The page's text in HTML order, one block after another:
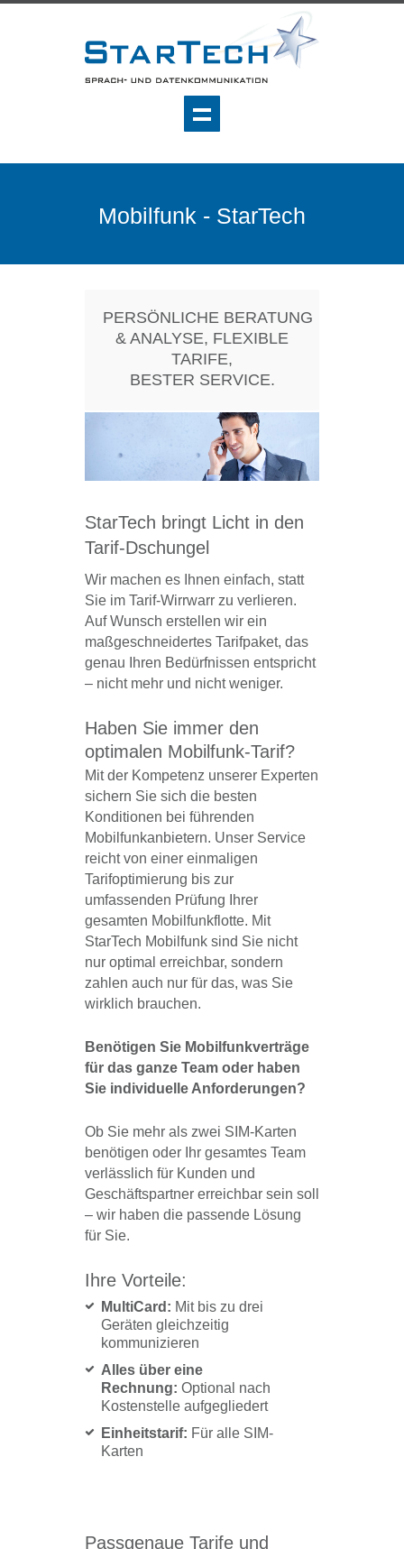
Mobilfunk - StarTech
PERSÖNLICHE BERATUNG
& ANALYSE, FLEXIBLE
TARIFE,
BESTER SERVICE.
StarTech bringt Licht in den
Tarif-Dschungel
Wir machen es Ihnen einfach, statt
Sie im Tarif-Wirrwarr zu verlieren.
Auf Wunsch erstellen wir ein
maßgeschneidertes Tarifpaket, das
genau Ihren Bedürfnissen entspricht
– nicht mehr und nicht weniger.
Haben Sie immer den
optimalen Mobilfunk-Tarif?
Mit der Kompetenz unserer Experten
sichern Sie sich die besten
Konditionen bei führenden
Mobilfunkanbietern. Unser Service
reicht von einer einmaligen
Tarifoptimierung bis zur
umfassenden Prüfung Ihrer
gesamten Mobilfunkflotte. Mit
StarTech Mobilfunk sind Sie nicht
nur optimal erreichbar, sondern
zahlen auch nur für das, was Sie
wirklich brauchen.
Benötigen Sie Mobilfunkverträge
für das ganze Team oder haben
Sie individuelle Anforderungen?
Ob Sie mehr als zwei SIM-Karten
benötigen oder Ihr gesamtes Team
verlässlich für Kunden und
Geschäftspartner erreichbar sein soll
– wir haben die passende Lösung
für Sie.
Ihre Vorteile:
MultiCard: Mit bis zu drei
Geräten gleichzeitig
kommunizieren
Alles über eine
Rechnung: Optional nach
Kostenstelle aufgegliedert
Einheitstarif: Für alle SIM-
Karten
Passgenaue Tarife und